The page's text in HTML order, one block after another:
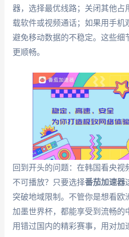
器，选择最优线路；关闭其他占
载软件或视频通话；如果用手机
避免移动数据的不稳定。这些细
更顺畅。
回到开头的问题：在韩国看央视
不可播放？只要选择番茄加速器
突破地域限制。不管你是想看欧
加墨世界杯，都能享受到流畅的
用错过国内的精彩赛事，用对加